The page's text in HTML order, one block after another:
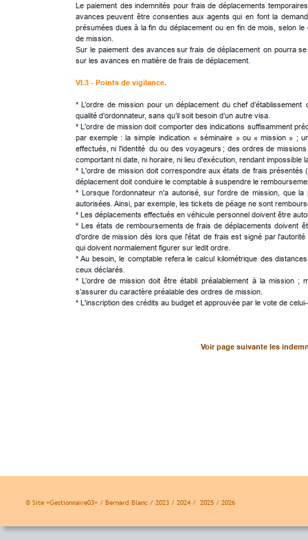
© Site «Gestionnaire03» / Bernard Blanc / 2023 / 2024 /  2025 / 2026
Le paiement des indemnités pour frais de déplacements temporaires
avances peuvent être consenties aux agents qui en font la
présumées dues à la fin du déplacement ou en fin de mois, selon le
de mission.
Sur le paiement des avances sur frais de déplacement on pourra se
sur les avances en matière de frais de déplacement.
VI.3 - Points de vigilance.
* L’ordre de mission pour un déplacement du chef d’établissement
qualité d’ordonnateur, sans qu’il soit besoin d’un autre visa.
* L'ordre de mission doit comporter des indications suffisamment
par exemple : la simple indication « séminaire » ou « mission » ;
effectués, ni l'identité du ou des voyageurs ; des ordres de missions
comportant ni date, ni horaire, ni lieu d'exécution, rendant impossible
* L'ordre de mission doit correspondre aux états de frais présentés
déplacement doit conduire le comptable à suspendre le
* Lorsque l'ordonnateur n'a autorisé, sur l'ordre de mission, que la
autorisées. Ainsi, par exemple, les tickets de péage ne sont
* Les déplacements effectués en véhicule personnel doivent être
* Les états de remboursements de frais de déplacements doivent
d'ordre de mission dès lors que l'état de frais est signé par l'autorité
qui doivent normalement figurer sur ledit ordre.
* Au besoin, le comptable refera le calcul kilométrique des distances
ceux déclarés.
* L’ordre de mission doit être établi préalablement à la mission ;
s’assurer du caractère préalable des ordres de mission.
* L'inscription des crédits au budget et approuvée par le vote de
Voir page suivante les